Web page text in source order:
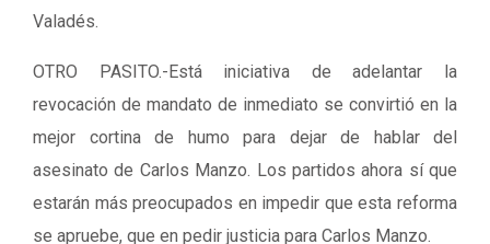
Valadés.
OTRO PASITO.-Está iniciativa de adelantar la
revocación de mandato de inmediato se convirtió en la
mejor cortina de humo para dejar de hablar del
asesinato de Carlos Manzo. Los partidos ahora sí que
estarán más preocupados en impedir que esta reforma
se apruebe, que en pedir justicia para Carlos Manzo.